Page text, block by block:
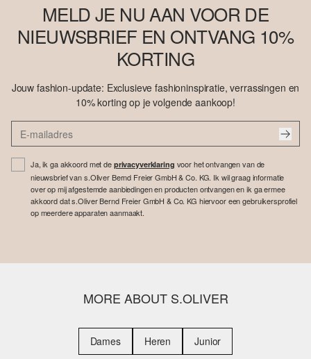
MELD JE NU AAN VOOR DE
NIEUWSBRIEF EN ONTVANG 10%
KORTING
Jouw fashion-update: Exclusieve fashioninspiratie, verrassingen en
10% korting op je volgende aankoop!
Ja, ik ga akkoord met de privacyverklaring voor het ontvangen van de
nieuwsbrief van s.Oliver Bernd Freier GmbH & Co. KG. Ik wil graag informatie
over op mij afgestemde aanbiedingen en producten ontvangen en ik ga ermee
akkoord dat s.Oliver Bernd Freier GmbH & Co. KG hiervoor een gebruikersprofiel
op meerdere apparaten aanmaakt.
MORE ABOUT S.OLIVER
Dames Heren Junior